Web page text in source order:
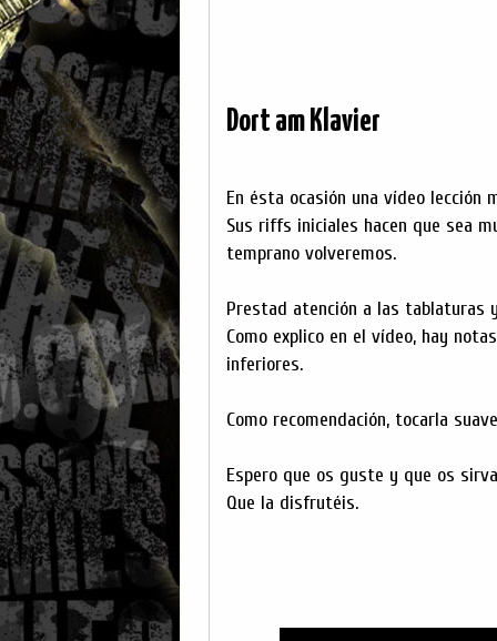
Dort am Klavier
En ésta ocasión una vídeo
Sus riffs iniciales hacen que sea
temprano volveremos.
Prestad atención a las tablaturas
Como explico en el vídeo, hay
inferiores.
Como recomendación, tocarla
Espero que os guste y que os
Que la disfrutéis.